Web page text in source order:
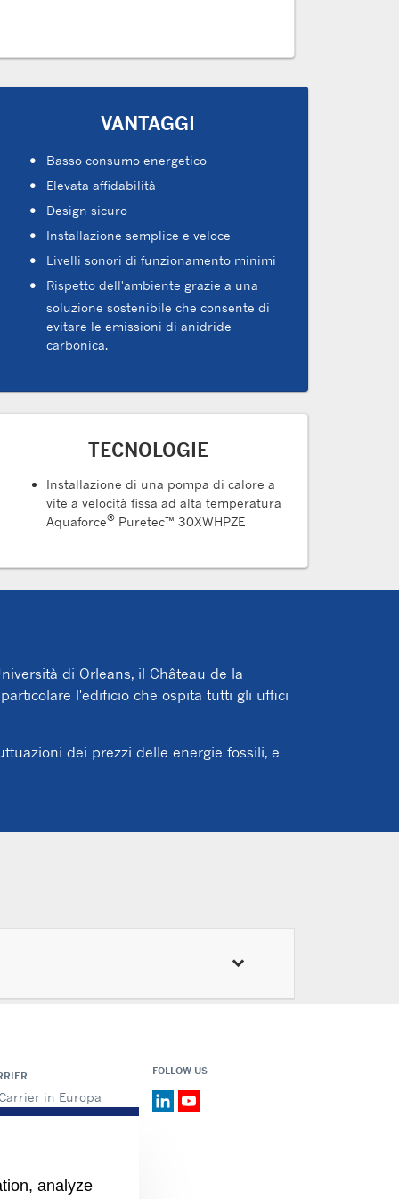
VANTAGGI
Basso consumo energetico
Elevata affidabilità
Design sicuro
Installazione semplice e veloce
Livelli sonori di funzionamento minimi
Rispetto dell'ambiente grazie a una
soluzione sostenibile che consente di
evitare le emissioni di anidride
carbonica.
TECNOLOGIE
Installazione di una pompa di calore a
vite a velocità fissa ad alta temperatura
Aquaforce®Puretec™ 30XWHPZE
di Orleans, il Château de la
l'edificio che ospita tutti gli uffici
dei prezzi delle energie fossili, e
in Europa
fondamentali
Up
FOLLOW US
analyze